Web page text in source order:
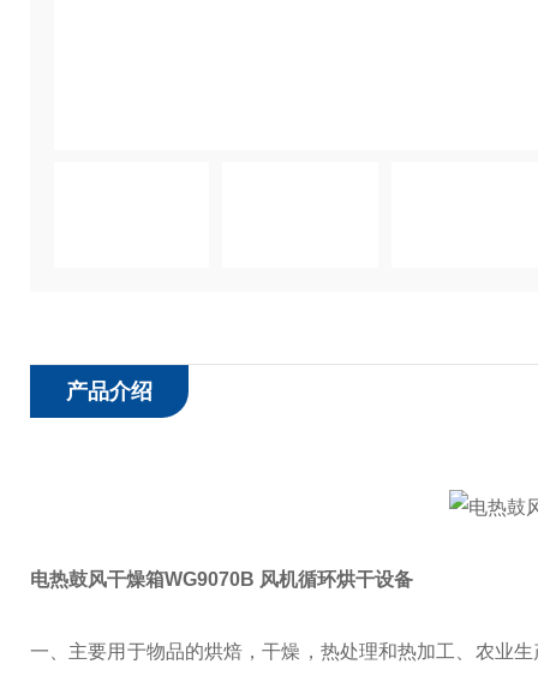
产品介绍
电热鼓风干燥箱WG9070B 风机循环烘干设备
一、主要用于物品的烘焙，干燥，热处理和热加工、农业